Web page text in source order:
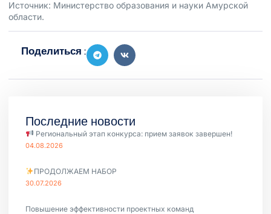
Источник: Министерство образования и науки Амурской
области.
Поделиться :
Последние новости
Региональный этап конкурса: прием заявок завершен!
04.08.2026
ПРОДОЛЖАЕМ НАБОР
30.07.2026
Повышение эффективности проектных команд